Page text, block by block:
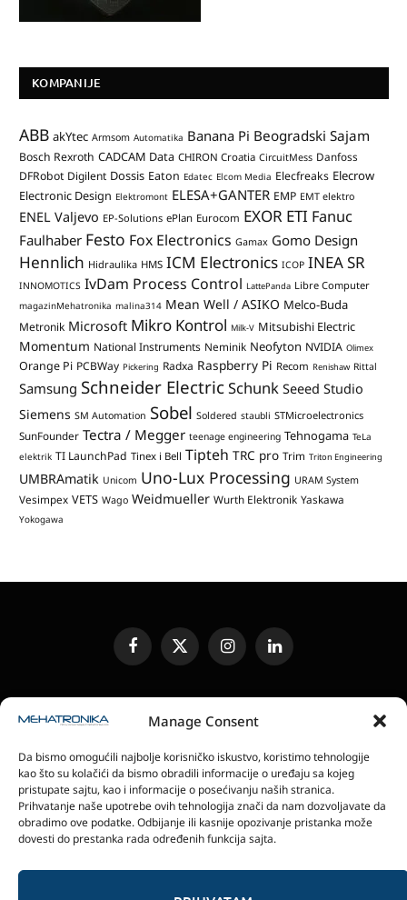
Manage Consent
Da bismo omogućili najbolje korisničko iskustvo, koristimo tehnologije
kao što su kolačići da bismo obradili informacije o uređaju sa kojeg
pristupate sajtu, kao i informacije o posećivanju naših stranica.
Prihvatanje naše upotrebe ovih tehnologija znači da nam dozvoljavate da
obradimo ove podatke. Odbijanje ili kasnije opozivanje pristanka može
dovesti do prestanka rada određenih funkcija sajta.
KOMPANIJE
ABB akYtec Armsom Automatika Banana Pi Beogradski Sajam
Bosch Rexroth CADCAM Data CHIRON Croatia CircuitMess Danfoss
DFRobot Digilent Dossis Eaton Edatec Elcom Media Elecfreaks Elecrow
Electronic Design Elektromont ELESA+GANTER EMP EMT elektro
ENEL Valjevo EP-Solutions ePlan Eurocom EXOR ETI Fanuc
Faulhaber Festo Fox Electronics Gamax Gomo Design
Hennlich Hidraulika HMS ICM Electronics ICOP INEA SR
INNOMOTICS IvDam Process Control LattePanda Libre Computer
magazinMehatronika malina314 Mean Well / ASIKO Melco-Buda
Metronik Microsoft Mikro Kontrol Milk-V Mitsubishi Electric
Momentum National Instruments Neminik Neofyton NVIDIA Olimex
Orange Pi PCBWay Pickering Radxa Raspberry Pi Recom Renishaw Rittal
Samsung Schneider ElectricSchunk Seeed Studio
Siemens SM Automation Sobel Soldered staubli STMicroelectronics
SunFounder Tectra / Megger teenage engineering Tehnogama TeLa
elektrik TI LaunchPad Tinex i Bell Tipteh TRC pro Trim Triton Engineering
UMBRAmatik Unicom Uno-Lux Processing URAM System
Vesimpex VETS Wago Weidmueller Wurth Elektronik Yaskawa
Yokogawa
FacebookX
(Twitter)
InstagramLinkedIn
SLANJE JEDINICA ZA RECENZIJU
ELEKTRONSKA IZDANJA
POLITIKA PRIVATNOSTI
POLITIKA KOLAČIĆA
magazin Mehatronika - Agencija “Gomo Design”
Stanoja Glavaša 37, 26300 Vršac, Serbia